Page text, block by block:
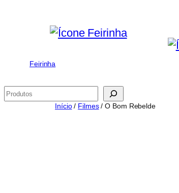
Feirinha
Pesquisar
Início/ Filmes/ O Bom Rebelde